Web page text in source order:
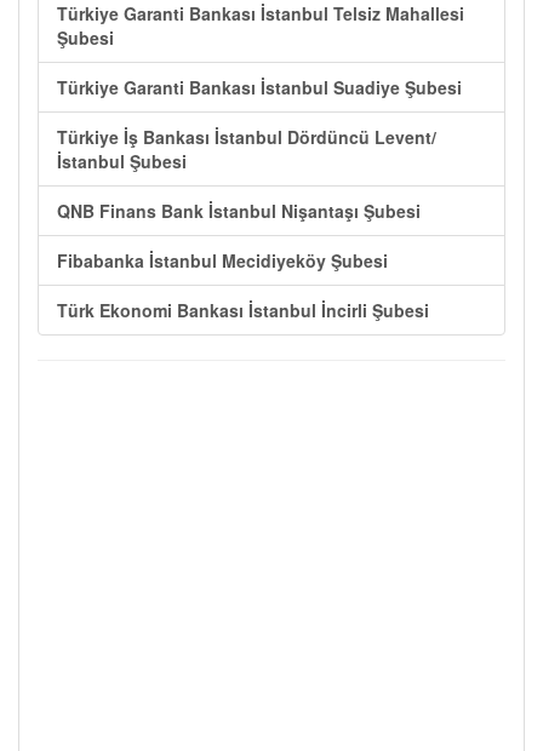
Türkiye Garanti Bankası İstanbul Telsiz Mahallesi
Şubesi
Türkiye Garanti Bankası İstanbul Suadiye Şubesi
Türkiye İş Bankası İstanbul Dördüncü Levent/
İstanbul Şubesi
QNB Finans Bank İstanbul Nişantaşı Şubesi
Fibabanka İstanbul Mecidiyeköy Şubesi
Türk Ekonomi Bankası İstanbul İncirli Şubesi